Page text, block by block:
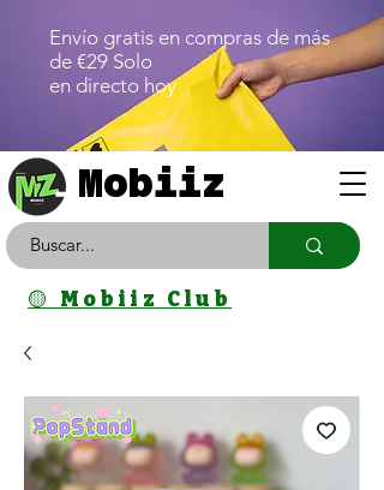
Envío gratis en compras de más
de €29 Solo
en directo hoy
Mobiiz
🟡 Mobiiz Club